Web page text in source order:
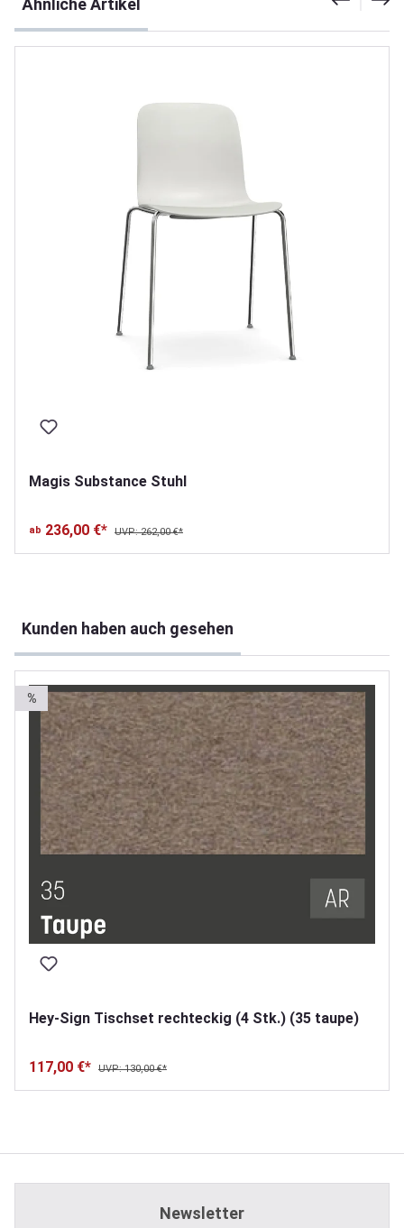
Ähnliche Artikel
Magis Substance Stuhl
ab 236,00 €* UVP: 262,00 €*
Kunden haben auch gesehen
%
Hey-Sign Tischset rechteckig (4 Stk.) (35 taupe)
117,00 €* UVP: 130,00 €*
Newsletter